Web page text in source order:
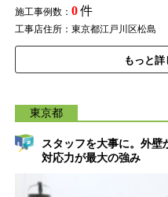
施工事例数： 0件
工事店住所：東京都江戸川区松島
もっと詳
東京都
スタッフを大事に。外壁
対応力が最大の強み